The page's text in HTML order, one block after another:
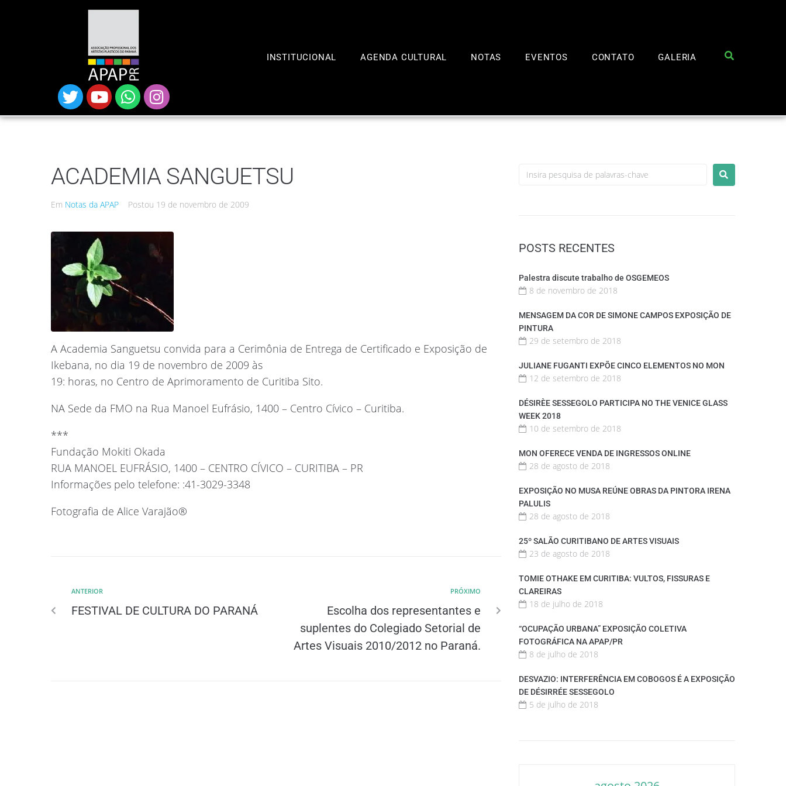
INSTITUCIONAL AGENDA CULTURAL NOTAS EVENTOS CONTATO GALERIA
ACADEMIA SANGUETSU
Em Notas da APAP Postou 19 de novembro de 2009
A Academia Sanguetsu convida para a Cerimônia de Entrega de Certificado e Exposição de
Ikebana, no dia 19 de novembro de 2009 às
19: horas, no Centro de Aprimoramento de Curitiba Sito.
NA Sede da FMO na Rua Manoel Eufrásio, 1400 – Centro Cívico – Curitiba.
***
Fundação Mokiti Okada
RUA MANOEL EUFRÁSIO, 1400 – CENTRO CÍVICO – CURITIBA – PR
Informações pelo telefone: :41-3029-3348
Fotografia de Alice Varajão®
ANTERIOR
FESTIVAL DE CULTURA DO PARANÁ
PRÓXIMO
Escolha dos representantes e
suplentes do Colegiado Setorial de
Artes Visuais 2010/2012 no Paraná.
POSTS RECENTES
Palestra discute trabalho de OSGEMEOS
8 de novembro de 2018
MENSAGEM DA COR DE SIMONE CAMPOS EXPOSIÇÃO DE
PINTURA
29 de setembro de 2018
JULIANE FUGANTI EXPÕE CINCO ELEMENTOS NO MON
12 de setembro de 2018
DÉSIRÈE SESSEGOLO PARTICIPA NO THE VENICE GLASS
WEEK 2018
10 de setembro de 2018
MON OFERECE VENDA DE INGRESSOS ONLINE
28 de agosto de 2018
EXPOSIÇÃO NO MUSA REÚNE OBRAS DA PINTORA IRENA
PALULIS
28 de agosto de 2018
25º SALÃO CURITIBANO DE ARTES VISUAIS
23 de agosto de 2018
TOMIE OTHAKE EM CURITIBA: VULTOS, FISSURAS E
CLAREIRAS
18 de julho de 2018
“OCUPAÇÃO URBANA” EXPOSIÇÃO COLETIVA
FOTOGRÁFICA NA APAP/PR
8 de julho de 2018
DESVAZIO: INTERFERÊNCIA EM COBOGOS É A EXPOSIÇÃO
DE DÉSIRRÉE SESSEGOLO
5 de julho de 2018